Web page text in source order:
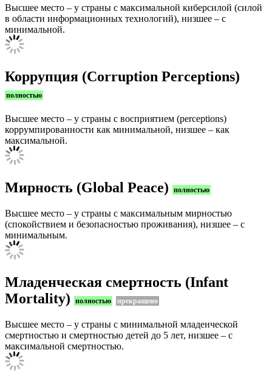
Высшее место – у страны с максимальной киберсилой (силой
в области информационных технологий), низшее – с
минимальной.
Коррупция (Corruption Perceptions)
полностью
Высшее место – у страны с восприятием (perceptions)
коррумпированности как минимальной, низшее – как
максимальной.
Мирность (Global Peace) полностью
Высшее место – у страны с максимальным мирностью
(спокойствием и безопасностью проживания), низшее – с
минимальным.
Младенческая смертность (Infant
Mortality)
полностью прекращено
Высшее место – у страны с минимальной младенческой
смертностью и смертностью детей до 5 лет, низшее – с
максимальной смертностью.